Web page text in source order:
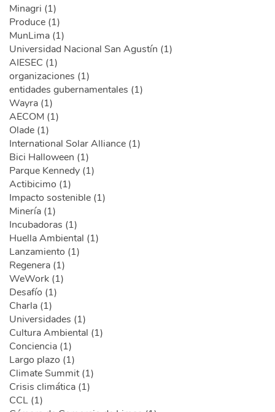
Minagri (1)
Produce (1)
MunLima (1)
Universidad Nacional San Agustín (1)
AIESEC (1)
organizaciones (1)
entidades gubernamentales (1)
Wayra (1)
AECOM (1)
Olade (1)
International Solar Alliance (1)
Bici Halloween (1)
Parque Kennedy (1)
Actibicimo (1)
Impacto sostenible (1)
Minería (1)
Incubadoras (1)
Huella Ambiental (1)
Lanzamiento (1)
Regenera (1)
WeWork (1)
Desafío (1)
Charla (1)
Universidades (1)
Cultura Ambiental (1)
Conciencia (1)
Largo plazo (1)
Climate Summit (1)
Crisis climática (1)
CCL (1)